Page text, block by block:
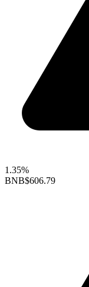
1.35%
BNB$606.79